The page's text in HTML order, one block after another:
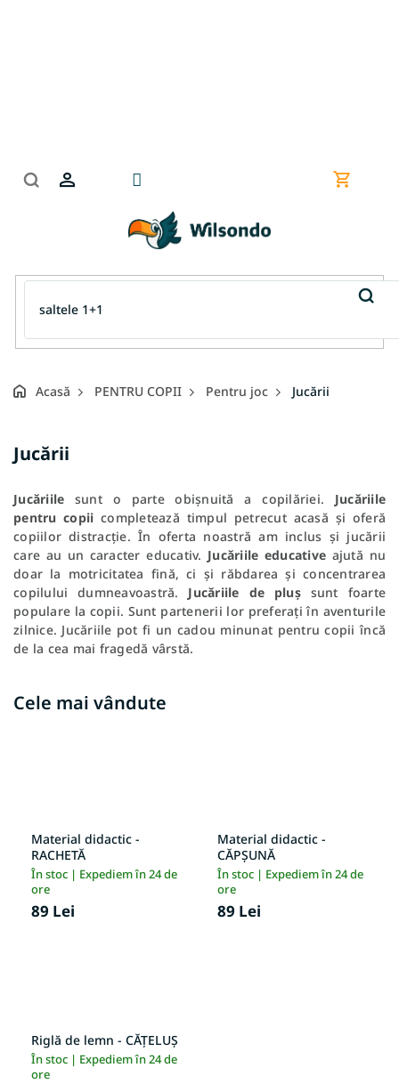
Coş
Acasă PENTRU COPII Pentru joc Jucării
Jucării
Jucăriile sunt o parte obișnuită a copilăriei. Jucăriile
pentru copii completează timpul petrecut acasă și oferă
copiilor distracție. În oferta noastră am inclus și jucării
care au un caracter educativ. Jucăriile educative ajută nu
doar la motricitatea fină, ci și răbdarea și concentrarea
copilului dumneavoastră. Jucăriile de plușsunt foarte
populare la copii. Sunt partenerii lor preferați în aventurile
zilnice. Jucăriile pot fi un cadou minunat pentru copii încă
de la cea mai fragedă vârstă.
Cele mai vândute
Material didactic -
RACHETĂ
În stoc | Expediem în 24 de
ore
89 Lei
Material didactic -
CĂPȘUNĂ
În stoc | Expediem în 24 de
ore
89 Lei
Riglă de lemn - CĂȚELUȘ
În stoc | Expediem în 24 de
ore